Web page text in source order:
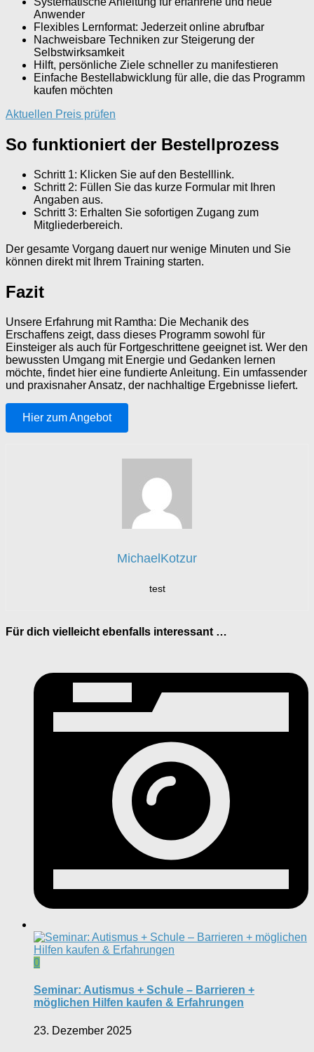
Anwender
Flexibles Lernformat: Jederzeit online abrufbar
Nachweisbare Techniken zur Steigerung der
Selbstwirksamkeit
Hilft, persönliche Ziele schneller zu manifestieren
Einfache Bestellabwicklung für alle, die das Programm
kaufen möchten
Aktuellen Preis prüfen
So funktioniert der Bestellprozess
Schritt 1: Klicken Sie auf den Bestelllink.
Schritt 2: Füllen Sie das kurze Formular mit Ihren
Angaben aus.
Schritt 3: Erhalten Sie sofortigen Zugang zum
Mitgliederbereich.
Der gesamte Vorgang dauert nur wenige Minuten und Sie
können direkt mit Ihrem Training starten.
Fazit
Unsere Erfahrung mit Ramtha: Die Mechanik des
Erschaffens zeigt, dass dieses Programm sowohl für
Einsteiger als auch für Fortgeschrittene geeignet ist. Wer den
bewussten Umgang mit Energie und Gedanken lernen
möchte, findet hier eine fundierte Anleitung. Ein umfassender
und praxisnaher Ansatz, der nachhaltige Ergebnisse liefert.
Hier zum Angebot
MichaelKotzur
test
Für dich vielleicht ebenfalls interessant …
0
Seminar: Autismus + Schule – Barrieren +
möglichen Hilfen kaufen & Erfahrungen
23. Dezember 2025